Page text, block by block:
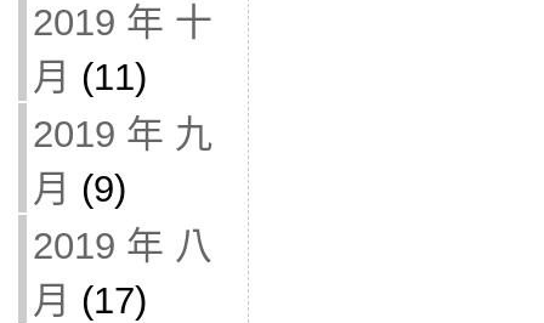
2019 年 十
月 (11)
2019 年 九
月 (9)
2019 年 八
月 (17)